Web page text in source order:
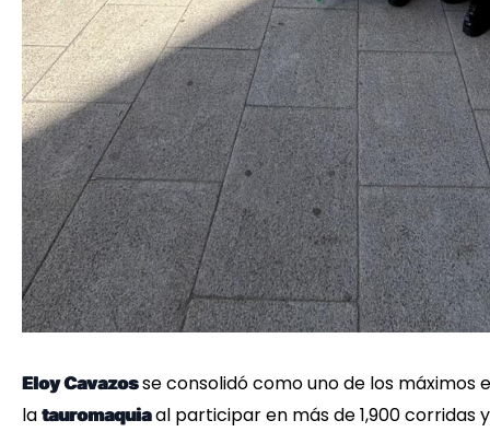
Eloy Cavazosse consolidó como uno de los máximos
la tauromaquiaal participar en más de 1,900 corridas